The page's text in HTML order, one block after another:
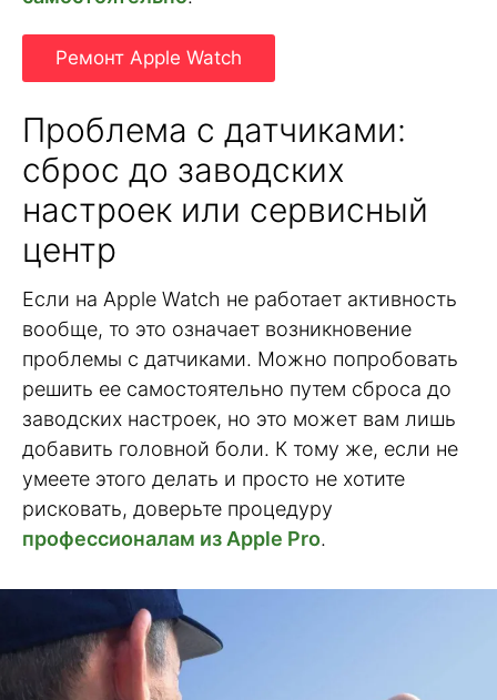
Ремонт Apple Watch
Проблема с датчиками:
сброс до заводских
настроек или сервисный
центр
Если на Apple Watch не работает активность
вообще, то это означает возникновение
проблемы с датчиками. Можно попробовать
решить ее самостоятельно путем сброса до
заводских настроек, но это может вам лишь
добавить головной боли. К тому же, если не
умеете этого делать и просто не хотите
рисковать, доверьте процедуру
профессионалам из Apple Pro.